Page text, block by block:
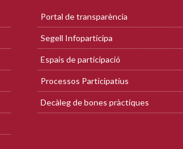
Portal de transparència
Segell Infoparticipa
Espais de participació
Processos Participatius
Decàleg de bones pràctiques